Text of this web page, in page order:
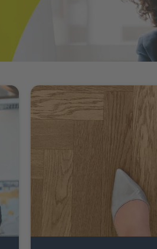
Weiter zu Karriere bei der